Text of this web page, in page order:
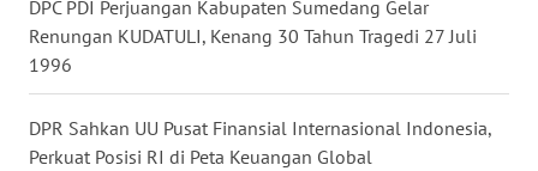
DPC PDI Perjuangan Kabupaten Sumedang Gelar
Renungan KUDATULI, Kenang 30 Tahun Tragedi 27 Juli
1996
DPR Sahkan UU Pusat Finansial Internasional Indonesia,
Perkuat Posisi RI di Peta Keuangan Global
WN
NUSANTARA
WN